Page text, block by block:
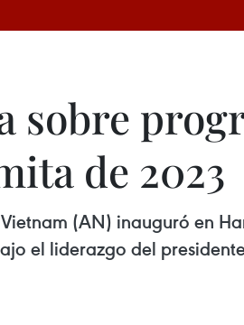
sobre
de 2023
(AN) inauguró en
el liderazgo del